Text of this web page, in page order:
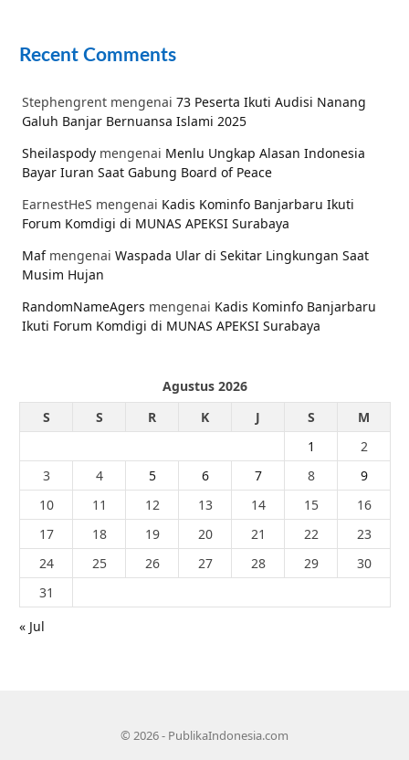
Recent Comments
Stephengrent mengenai 73 Peserta Ikuti Audisi Nanang
Galuh Banjar Bernuansa Islami 2025
Sheilaspody mengenai Menlu Ungkap Alasan Indonesia
Bayar Iuran Saat Gabung Board of Peace
EarnestHeS mengenai Kadis Kominfo Banjarbaru Ikuti
Forum Komdigi di MUNAS APEKSI Surabaya
Mafmengenai Waspada Ular di Sekitar Lingkungan Saat
Musim Hujan
RandomNameAgers mengenai Kadis Kominfo Banjarbaru
Ikuti Forum Komdigi di MUNAS APEKSI Surabaya
Agustus 2026
S
S R K J S
M
1
2
3
4 5 6 7 8
9
10
11 12 13 14 15
16
17
18 19 20 21 22
23
24
25 26 27 28 29
30
31
« Jul
© 2026 - PublikaIndonesia.com